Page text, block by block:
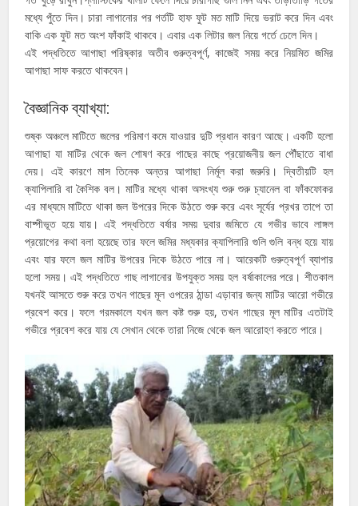
মধ্যে পুঁতে দিন। চারা লাগানোর পর গর্তটি হাফ ফুট মত মাটি দিয়ে ভরাট করে দিন এবং
বাকি এক ফুট মত অংশ ফাঁকাই থাকবে। এবার এক লিটার জল নিয়ে গর্তে ঢেলে দিন।
এই পদ্ধতিতে আগাছা পরিষ্কার অতীব গুরুত্বপূর্ণ, কাজেই সময় করে নিয়মিত জমির
আগাছা সাফ করতে থাকবেন।
বৈজ্ঞানিক ব্যাখ্যা:
শুষ্ক অঞ্চলে মাটিতে জলের পরিমাণ কমে যাওয়ার দুটি প্রধান কারণ আছে। একটি হলো
আগাছা যা মাটির থেকে জল শোষণ করে গাছের কাছে প্রয়োজনীয় জল পৌঁছাতে বাধা
দেয়। এই কারণে মাস তিনেক অন্তর আগাছা নির্মূল করা জরুরি। দ্বিতীয়টি হল
ক্যাপিলারি বা কৈশিক বল। মাটির মধ্যে থাকা অসংখ্য শুরু শুরু চ্যানেল বা ফাঁকফোকর
এর মাধ্যমে মাটিতে থাকা জল উপরের দিকে উঠতে শুরু করে এবং সূর্যের প্রখর তাপে তা
বাষ্পীভূত হয়ে যায়। এই পদ্ধতিতে বর্ষার সময় দুবার জমিতে যে গভীর ভাবে লাঙ্গল
প্রয়োগের কথা বলা হয়েছে তার ফলে জমির মধ্যকার ক্যাপিলারি গুলি গুলি বন্ধ হয়ে যায়
এবং যার ফলে জল মাটির উপরের দিকে উঠতে পারে না। আরেকটি গুরুত্বপূর্ণ ব্যাপার
হলো সময়। এই পদ্ধতিতে গাছ লাগানোর উপযুক্ত সময় হল বর্ষাকালের পরে। শীতকাল
যখনই আসতে শুরু করে তখন গাছের মূল ওপরের ঠান্ডা এড়াবার জন্য মাটির আরো গভীরে
প্রবেশ করে। ফলে গরমকালে যখন জল কষ্ট শুরু হয়, তখন গাছের মূল মাটির এতটাই
গভীরে প্রবেশ করে যায় যে সেখান থেকে তারা নিজে থেকে জল আরোহণ করতে পারে।